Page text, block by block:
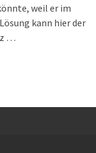
weil er im
kann hier der
…